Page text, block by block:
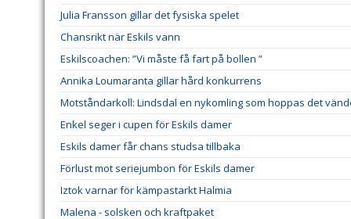
Julia Fransson gillar det fysiska spelet
Chansrikt när Eskils vann
Eskilscoachen: ”Vi måste få fart på bollen ”
Annika Loumaranta gillar hård konkurrens
Motståndarkoll: Lindsdal en nykomling som hoppas det
Enkel seger i cupen för Eskils damer
Eskils damer får chans studsa tillbaka
Förlust mot seriejumbon för Eskils damer
Iztok varnar för kämpastarkt Halmia
Malena - solsken och kraftpaket